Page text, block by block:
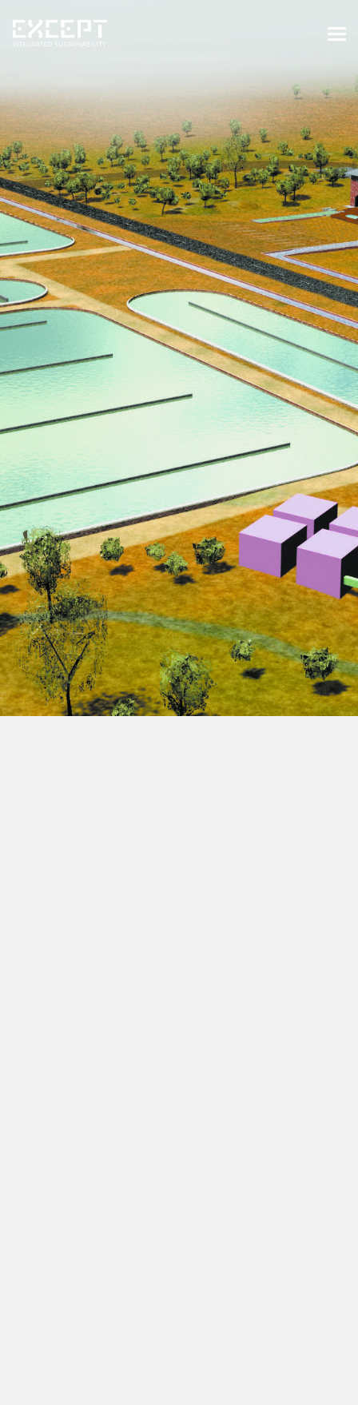
DIENSTEN
DIENSTEN OVERZICHT
GEBOUWDE & NATUURLIJKE
OMGEVING
ORGANISATIES & INDUSTRIE
TRAININGEN & WORKSHOPS
PROJECTEN
KENNISBANK
OVER ONS
OVER ONS
ONZE AANPAK
WERKEN BIJ EXCEPT
NIEUWS & EVENEMENTEN
ONS TEAM
ENGLISH CONTACT